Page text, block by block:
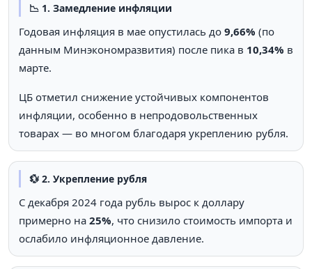
📉 1. Замедление инфляции
Годовая инфляция в мае опустилась до 9,66% (по
данным Минэкономразвития) после пика в 10,34% в
марте.
ЦБ отметил снижение устойчивых компонентов
инфляции, особенно в непродовольственных
товарах — во многом благодаря укреплению рубля.
💱 2. Укрепление рубля
С декабря 2024 года рубль вырос к доллару
примерно на 25%, что снизило стоимость импорта и
ослабило инфляционное давление.